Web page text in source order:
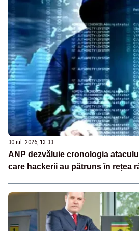
30 iul. 2026, 13:33
ANP dezvăluie cronologia
care hackerii au pătruns în rețea